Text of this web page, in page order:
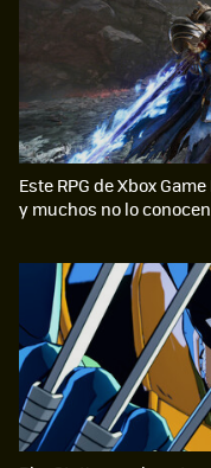
Este RPG de Xbox
y muchos no lo